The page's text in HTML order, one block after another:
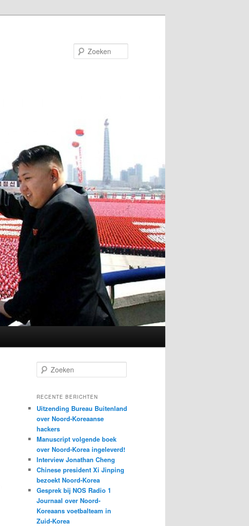
o
k
n
RECENTE BERICHTEN
Uitzending Bureau Buitenland
over Noord-Koreaanse
hackers
Manuscript volgende boek
over Noord-Korea ingeleverd!
Interview Jonathan Cheng
Chinese president Xi Jinping
bezoekt Noord-Korea
Gesprek bij NOS Radio 1
Journaal over Noord-
Koreaans voetbalteam in
Zuid-Korea